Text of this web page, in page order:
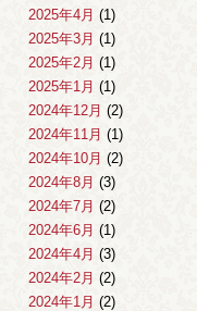
2025年4月 (1)
2025年3月 (1)
2025年2月 (1)
2025年1月 (1)
2024年12月 (2)
2024年11月 (1)
2024年10月 (2)
2024年8月 (3)
2024年7月 (2)
2024年6月 (1)
2024年4月 (3)
2024年2月 (2)
2024年1月 (2)